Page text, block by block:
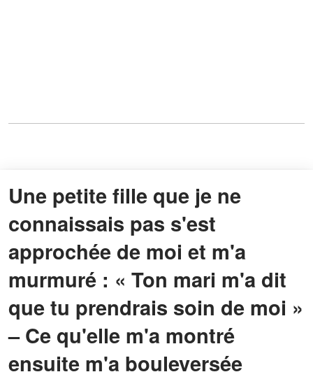
Une petite fille que je ne
connaissais pas s'est
approchée de moi et m'a
murmuré : « Ton mari m'a dit
que tu prendrais soin de moi »
– Ce qu'elle m'a montré
ensuite m'a bouleversée